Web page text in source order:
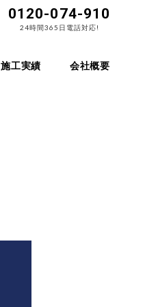
0120-074-910
24時間365日電話対応!
施工実績 会社概要